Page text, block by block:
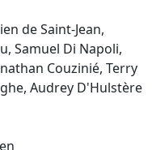
de Saint-Jean,
Samuel Di Napoli,
Couzinié, Terry
Audrey D'Hulstère